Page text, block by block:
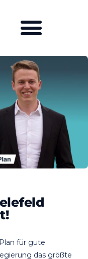
für gute
das größte